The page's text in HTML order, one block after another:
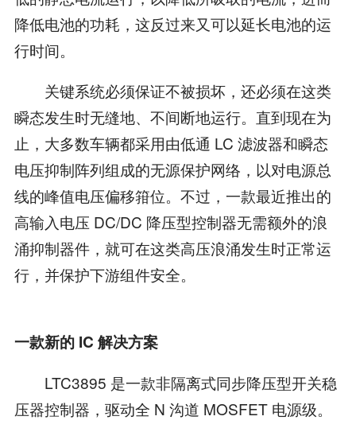
降低电池的功耗，这反过来又可以延长电池的运
行时间。
关键系统必须保证不被损坏，还必须在这类
瞬态发生时无缝地、不间断地运行。直到现在为
止，大多数车辆都采用由低通 LC 滤波器和瞬态
电压抑制阵列组成的无源保护网络，以对电源总
线的峰值电压偏移箝位。不过，一款最近推出的
高输入电压 DC/DC 降压型控制器无需额外的浪
涌抑制器件，就可在这类高压浪涌发生时正常运
行，并保护下游组件安全。
一款新的 IC 解决方案
LTC3895 是一款非隔离式同步降压型开关稳
压器控制器，驱动全 N 沟道 MOSFET 电源级。